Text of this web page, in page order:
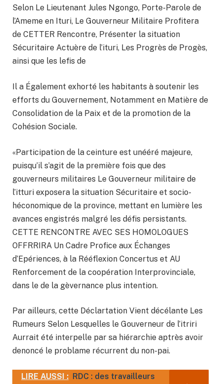
Selon Le Lieutenant Jules Ngongo, Porte-Parole de
l’Ameme en Ituri, Le Gouverneur Militaire Profitera
de CETTER Rencontre, Présenter la situation
Sécuritaire Actuère de l’ituri, Les Progrès de Progès,
ainsi que les lefis de
Il a Également exhorté les habitants à soutenir les
efforts du Gouvernement, Notamment en Matière de
Consolidation de la Paix et de la promotion de la
Cohésion Sociale.
«Participation de la ceinture est unééré majeure,
puisqu’il s’agit de la première fois que des
gouverneurs militaires Le Gouverneur militaire de
l’itturi exposera la situation Sécuritaire et socio-
héconomique de la province, mettant en lumière les
avances engistrés malgré les défis persistants.
CETTE RENCONTRE AVEC SES HOMOLOGUES
OFFRRIRA Un Cadre Profice aux Échanges
d’Epériences, à la Rééflexion Concertus et AU
Renforcement de la coopération Interprovinciale,
dans le de la gèvernance plus intention.
Par ailleurs, cette Déclartation Vient décélante Les
Rumeurs Selon Lesquelles le Gouverneur de l’itriri
Aurrait été interpelle par sa hiérarchie aptrès avoir
denoncé le problame récurrent du non-pai.
LIRE AUSSI : RDC : des travailleurs